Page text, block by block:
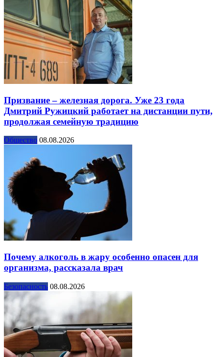
Призвание – железная дорога. Уже 23 года
Дмитрий Ружицкий работает на дистанции пути,
продолжая семейную традицию
Общество 08.08.2026
Почему алкоголь в жару особенно опасен для
организма, рассказала врач
Безопасность 08.08.2026